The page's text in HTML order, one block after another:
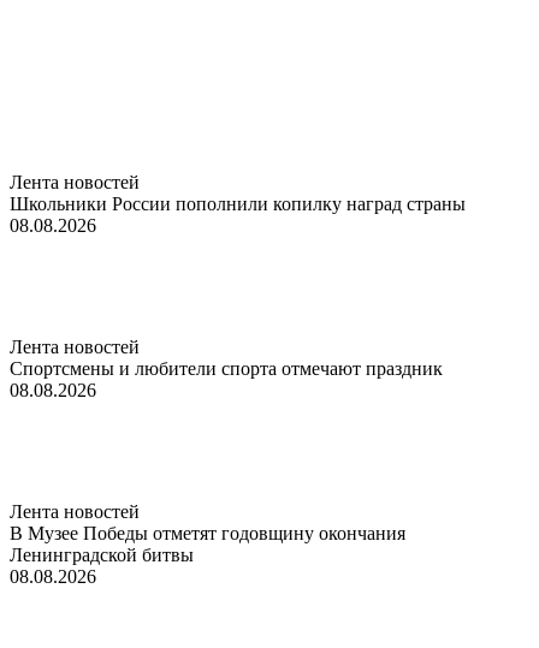
Лента новостей
Школьники России пополнили копилку наград страны
08.08.2026
Лента новостей
Спортсмены и любители спорта отмечают праздник
08.08.2026
Лента новостей
В Музее Победы отметят годовщину окончания
Ленинградской битвы
08.08.2026